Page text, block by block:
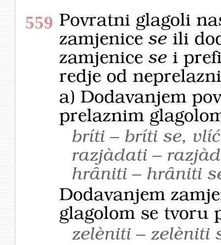
559 Povratni glagoli
zamjenice se ili
zamjenice se i
redje od
a) Dodavanjem
prelaznim
bríti – bríti se,
razjàdati –
hrȃniti – hrȃniti
Dodavanjem
glagolom se tvoru
zelèniti – zelèniti